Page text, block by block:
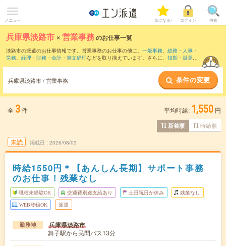
メニュー 気になる! ログイン 検索
兵庫県淡路市 ×営業事務のお仕事一覧
淡路市の派遣のお仕事情報です。営業事務のお仕事の他に、 一般事務、 総務・人事・
労務、 経理・財務・会計・英文経理などを取り揃えています。さらに、 短期 ・ 単発な
兵庫県淡路市 / 営業事務 条件の変更
全 3件 平均時給: 1,550 円
新着順 時給順
未読 掲載日 2026/08/03
時給1550円＊【あんしん長期】サポート事務
のお仕事！残業なし
職種未経験OK 交通費別途支給あり 土日祝日が休み 残業なし
WEB登録OK 派遣
勤務地 兵庫県淡路市
舞子駅から民間バス13分